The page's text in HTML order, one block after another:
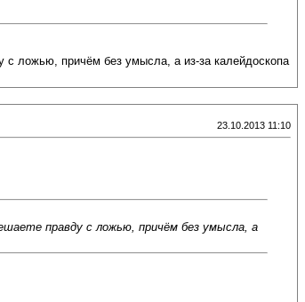
с ложью, причём без умысла, а из-за калейдоскопа
23.10.2013 11:10
правду с ложью, причём без умысла, а